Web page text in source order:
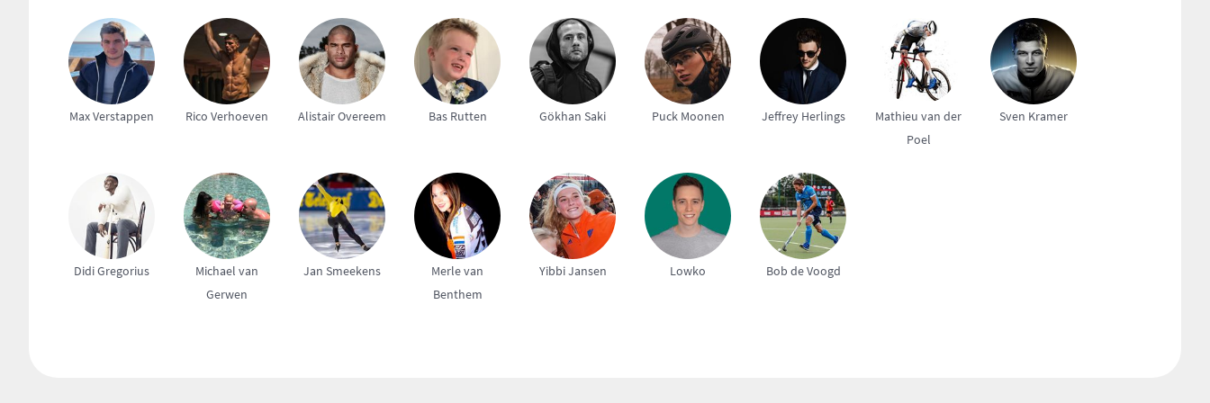
Max Verstappen Rico Verhoeven Alistair Overeem Bas Rutten Gökhan Saki Puck Moonen Jeffrey Herlings
Mathieu van der
Poel
Sven Kramer
Didi Gregorius
Michael van
Gerwen
Jan Smeekens
Merle van
Benthem
Yibbi Jansen Lowko Bob de Voogd